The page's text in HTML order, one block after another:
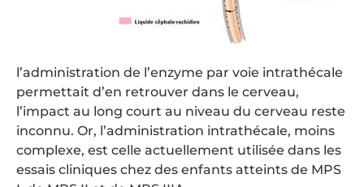
l’administration de l’enzyme par voie intrathécale
permettait d’en retrouver dans le cerveau,
l’impact au long court au niveau du cerveau reste
inconnu. Or, l’administration intrathécale, moins
complexe, est celle actuellement utilisée dans les
essais cliniques chez des enfants atteints de MPS